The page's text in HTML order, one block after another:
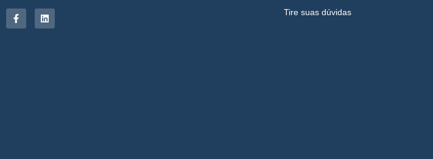
Tire suas dúvidas